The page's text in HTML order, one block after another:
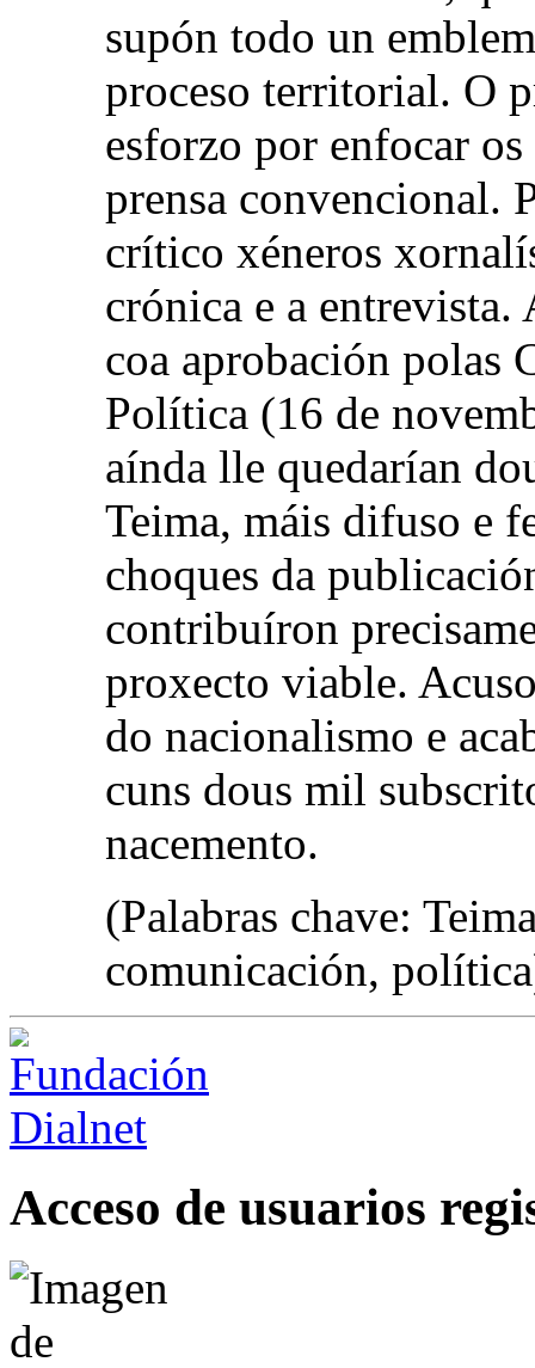
supón todo un
proceso territorial. O
esforzo por enfocar
prensa convencional.
crítico xéneros
crónica e a
coa aprobación polas
Política (16 de
aínda lle quedarían
Teima, máis difuso e
choques da
contribuíron
proxecto viable.
do nacionalismo e
cuns dous mil
nacemento.
(Palabras chave:
comunicación,
Acceso de usuarios